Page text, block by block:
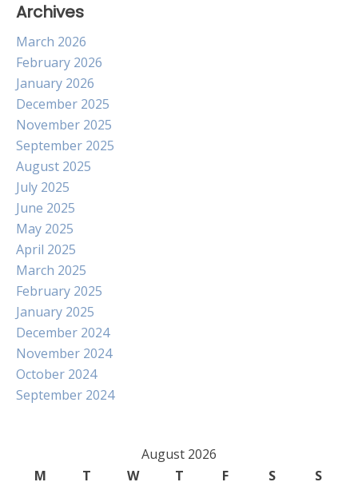
Archives
March 2026
February 2026
January 2026
December 2025
November 2025
September 2025
August 2025
July 2025
June 2025
May 2025
April 2025
March 2025
February 2025
January 2025
December 2024
November 2024
October 2024
September 2024
August 2026
M
T W T F S
S